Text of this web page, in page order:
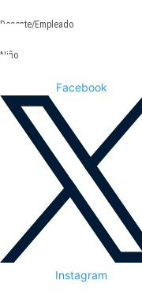
Docente/Empleado
Niño
Facebook
Instagram